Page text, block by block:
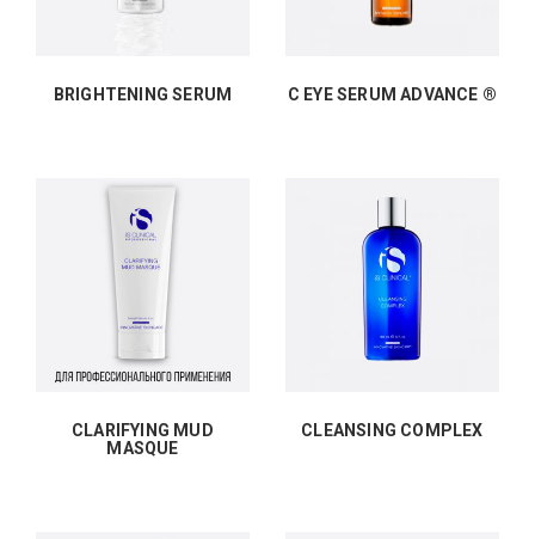
BRIGHTENING SERUM C EYE SERUM ADVANCE ®
CLARIFYING MUD
MASQUE
CLEANSING COMPLEX